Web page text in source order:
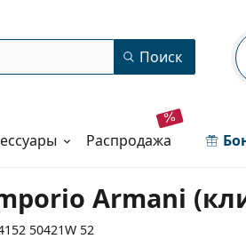
Поиск
распродажа
Armani
50421W 52